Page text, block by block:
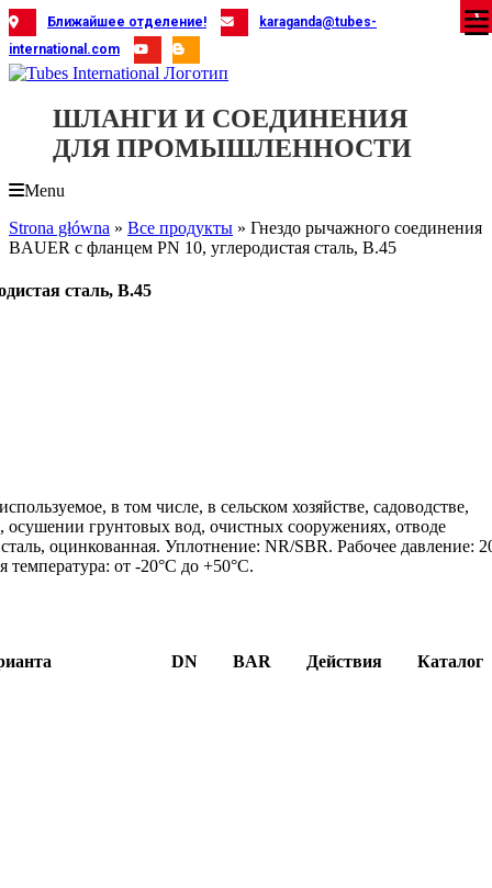
Skip
to
content
Ближайшее отделение!
karaganda@tubes-
international.com
ШЛАНГИ И СОЕДИНЕНИЯ
ДЛЯ ПРОМЫШЛЕННОСТИ
Menu
Strona główna » Все продукты » Гнездо рычажного соединения
BAUER с фланцем PN 10, углеродистая сталь, B.45
сталь, B.45
в том числе, в сельском хозяйстве, садоводстве,
осушении грунтовых вод, очистных сооружениях, отводе
оцинкованная. Уплотнение: NR/SBR. Рабочее давление:
от -20°C до +50°C.
DN BAR Действия Каталог
X
X
X
X
X
X
X
X
X
X
X
X
X
X
X
X
X
X
X